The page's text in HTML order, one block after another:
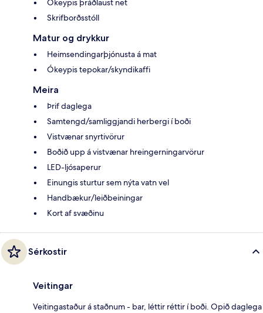
Ókeypis þráðlaust net
Skrifborðsstóll
Matur og drykkur
Heimsendingarþjónusta á mat
Ókeypis tepokar/skyndikaffi
Meira
Þrif daglega
Samtengd/samliggjandi herbergi í boði
Vistvænar snyrtivörur
Boðið upp á vistvænar hreingerningarvörur
LED-ljósaperur
Einungis sturtur sem nýta vatn vel
Handbækur/leiðbeiningar
Kort af svæðinu
Sérkostir
Veitingar
Veitingastaður á staðnum - bar, léttir réttir í boði. Opið daglega